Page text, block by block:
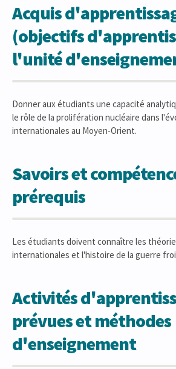
Acquis
(objectifs
l'unité
Donner aux étudiants une capacité
le rôle de la prolifération nucléaire dans
internationales au Moyen-Orient.
Savoirs et
prérequis
Les étudiants doivent connaître les
internationales et l'histoire de la guerre
Activités
prévues et méthodes
d'enseignement